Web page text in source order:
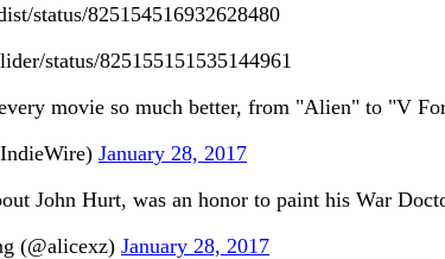
status/825154516932628480
status/825155151535144961
movie so much better, from "Alien" to "V
January 28, 2017
John Hurt, was an honor to paint his War
(@alicexz) January 28, 2017